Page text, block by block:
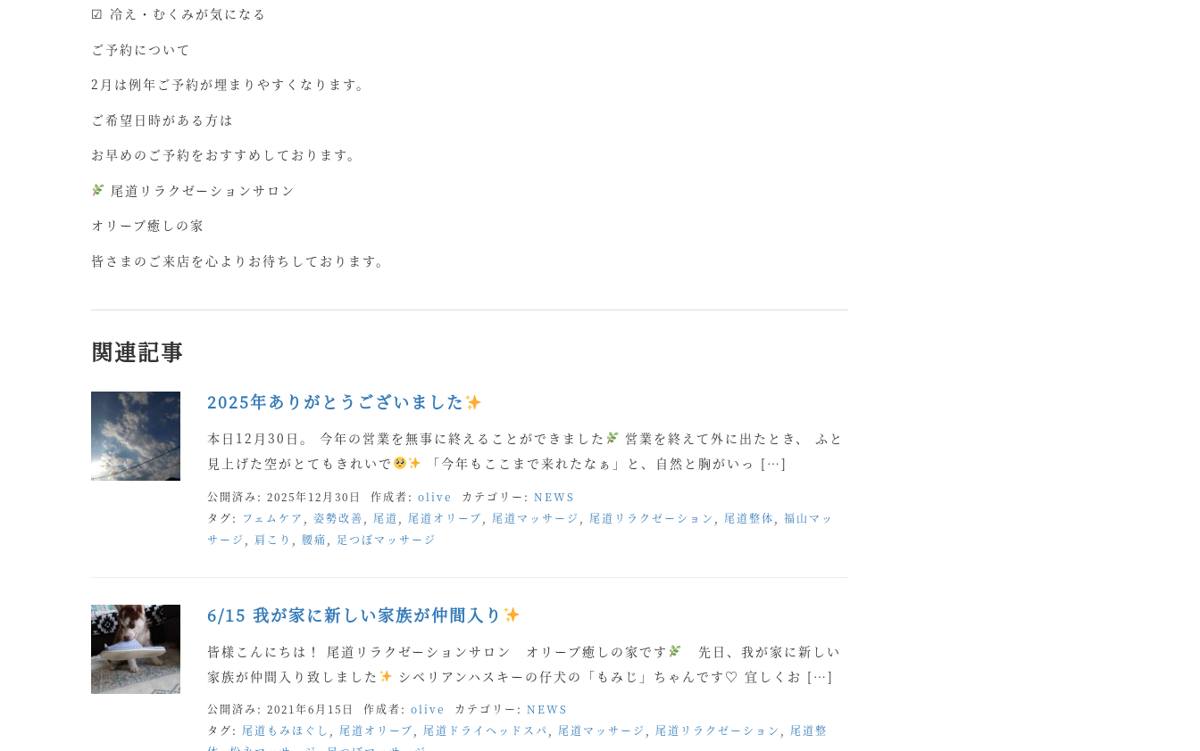
☑ 冷え・むくみが気になる
ご予約について
2月は例年ご予約が埋まりやすくなります。
ご希望日時がある方は
お早めのご予約をおすすめしております。
尾道リラクゼーションサロン
オリーブ癒しの家
皆さまのご来店を心よりお待ちしております。
関連記事
2025年ありがとうございました
本日12月30日。 今年の営業を無事に終えることができました
営業を終えて外に出たとき、 ふと
見上げた空がとてもきれいで
「今年もここまで来れたなぁ」と、自然と胸がいっ […]
公開済み: 2025年12月30日 作成者: olive カテゴリー: NEWS
タグ: フェムケア 姿勢改善 尾道 尾道オリーブ 尾道マッサージ 尾道リラクゼーション 尾道整体
福山マッ
サージ
肩こり 腰痛 足つぼマッサージ
6/15 我が家に新しい家族が仲間入り
皆様こんにちは！ 尾道リラクゼーションサロン オリーブ癒しの家です
先日、我が家に新しい
家族が仲間入り致しました
シベリアンハスキーの仔犬の「もみじ」ちゃんです♡ 宜しくお […]
公開済み: 2021年6月15日 作成者: olive カテゴリー: NEWS
タグ: 尾道もみほぐし 尾道オリーブ 尾道ドライヘッドスパ 尾道マッサージ 尾道リラクゼーション
尾道整